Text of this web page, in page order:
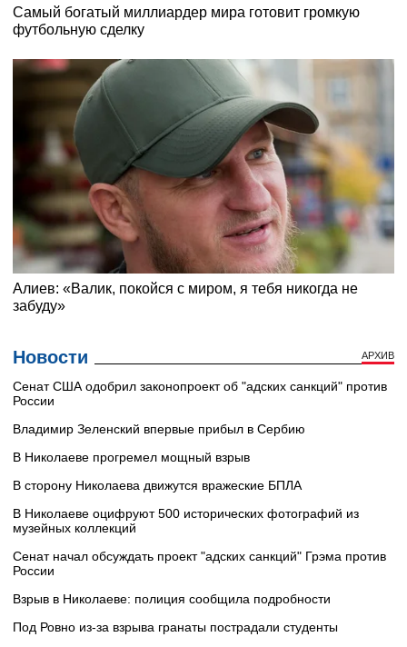
Новости АРХИВ
Сенат США одобрил законопроект об "адских санкций" против
России
Владимир Зеленский впервые прибыл в Сербию
В Николаеве прогремел мощный взрыв
В сторону Николаева движутся вражеские БПЛА
В Николаеве оцифруют 500 исторических фотографий из
музейных коллекций
Сенат начал обсуждать проект "адских санкций" Грэма против
России
Взрыв в Николаеве: полиция сообщила подробности
Под Ровно из-за взрыва гранаты пострадали студенты